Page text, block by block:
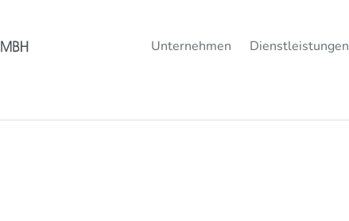
Unternehmen Dienstleistungen